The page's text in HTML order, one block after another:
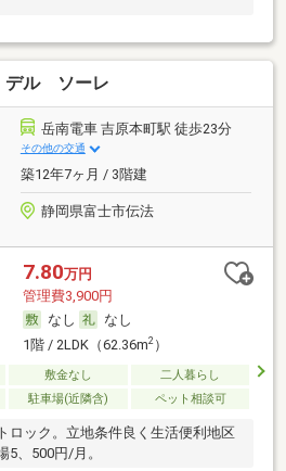
ル ソーレ
岳南電車 吉原本町駅 徒歩23分
その他の交通
築12年7ヶ月 / 3階建
静岡県富士市伝法
7.80万円
管理費3,900円
なし
なし
1階 / 2LDK（62.36m2）
敷金なし
二人暮らし
駐車場(近隣含) ペット相談可
ロック。立地条件良く生活便利地区
5、500円/月。